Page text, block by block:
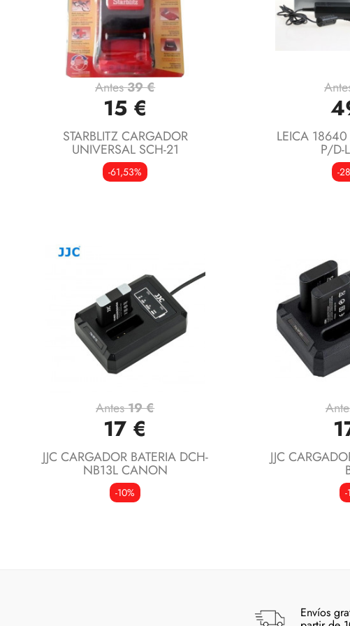
Vista rápida
Antes39 €
15 €
STARBLITZ CARGADOR
UNIVERSAL SCH-21
-61,53%

LEICA
P/D-
-
Vista rápida
Antes19 €
17 €
JJC CARGADOR BATERIA DCH-
NB13L CANON
-10%

JJC
-
Envíos